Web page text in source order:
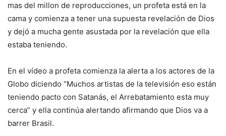
mas del millon de reproducciones, un profeta está en la
cama y comienza a tener una supuesta revelación de Dios
y dejó a mucha gente asustada por la revelación que ella
estaba teniendo.
En el vídeo a profeta comienza la alerta a los actores de la
Globo diciendo “Muchos artistas de la televisión eso están
teniendo pacto con Satanás, el Arrebatamiento esta muy
cerca” y ella continúa alertando afirmando que Dios va a
barrer Brasil.